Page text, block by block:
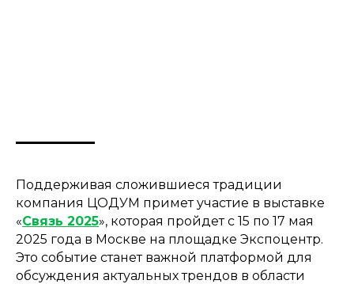
Поддерживая сложившиеся традиции
компания ЦОДУМ примет участие в выставке
«Связь 2025», которая пройдет с 15 по 17 мая
2025 года в Москве на площадке Экспоцентр.
Это событие станет важной платформой для
обсуждения актуальных трендов в области